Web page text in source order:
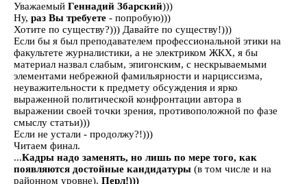
Уважаемый Геннадий Збарский)))
Ну, раз Вы требуете - попробую)))
Хотите по существу?))) Давайте по существу!)))
Если бы я был преподавателем профессиональной этики на
факультете журналистики, а не электриком ЖКХ, я бы
материал назвал слабым, эпигонским, с нескрываемыми
элементами небрежной фамильярности и нарциссизма,
неуважительности к предмету обсуждения и ярко
выраженной политической конфронтации автора в
выражении своей точки зрения, противоположной по фазе
смыслу статьи)))
Если не устали - продолжу?!)))
Читаем финал.
...Кадры надо заменять, но лишь по мере того, как
появляются достойные кандидатуры (в том числе и на
районном уровне). Перл!)))